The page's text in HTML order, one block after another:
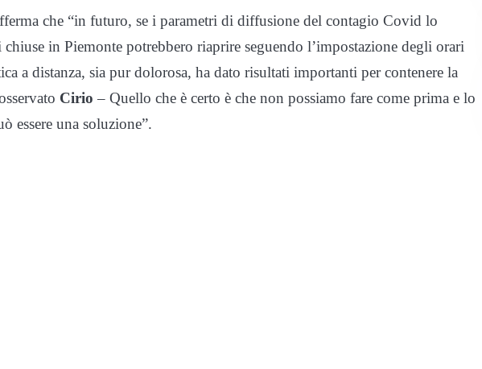
che “in futuro, se i parametri di diffusione del contagio Covid lo
in Piemonte potrebbero riaprire seguendo l’impostazione degli orari
a distanza, sia pur dolorosa, ha dato risultati importanti per contenere la
Cirio – Quello che è certo è che non possiamo fare come prima e lo
essere una soluzione”.